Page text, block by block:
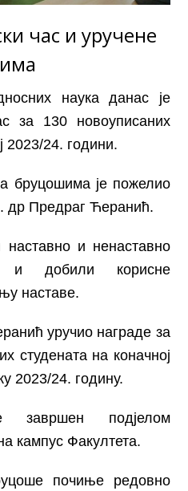
час и уручене
наука данас је
за 130 новоуписаних
2023/24. години.
бруцошима је пожелио
др Предраг Ћеранић.
наставно и ненаставно
и добили корисне
наставе.
уручио награде за
студената на коначној
2023/24. годину.
завршен подјелом
кампус Факултета.
почиње редовно